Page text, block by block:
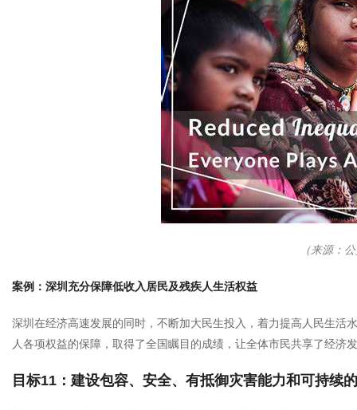
（来源：
案例：深圳充分保障低收入居民及残疾人生活权益
深圳在经济高速发展的同时，不断加大民生投入，着力提高人民生活
人各项权益的保障，取得了全国瞩目的成绩，让全体市民共享了经济
目标11：建设包容、安全、有抵御灾害能力和可持续